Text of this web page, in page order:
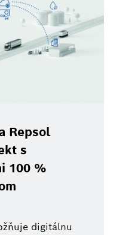
Repsol
s
100 %
digitálnu